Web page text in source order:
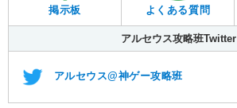
掲示板 よくある質問
アルセウス攻略班Twitter
アルセウス@神ゲー攻略班